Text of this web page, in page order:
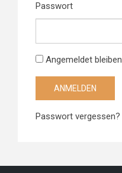
Passwort
Angemeldet bleiben
Passwort vergessen?